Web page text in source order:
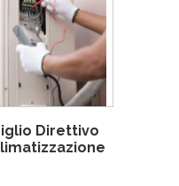
Direttivo